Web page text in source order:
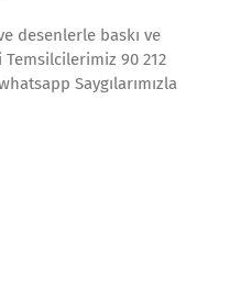
desenlerle baskı ve
Temsilcilerimiz 90 212
Saygılarımızla